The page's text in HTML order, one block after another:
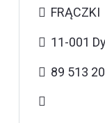
FRĄCZKI
11-001
89 513